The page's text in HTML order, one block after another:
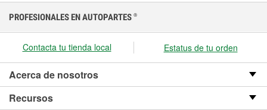
PROFESIONALES EN AUTOPARTES ®
Contacta tu tienda local Estatus de tu orden
Acerca de nosotros
Recursos